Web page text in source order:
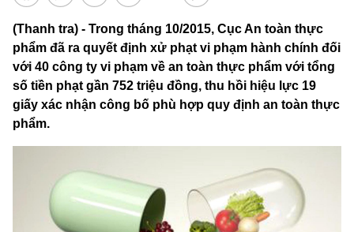
(Thanh tra) - Trong tháng 10/2015, Cục An toàn thực
phẩm đã ra quyết định xử phạt vi phạm hành chính đối
với 40 công ty vi phạm về an toàn thực phẩm với tổng
số tiền phạt gần 752 triệu đồng, thu hồi hiệu lực 19
giấy xác nhận công bố phù hợp quy định an toàn thực
phẩm.